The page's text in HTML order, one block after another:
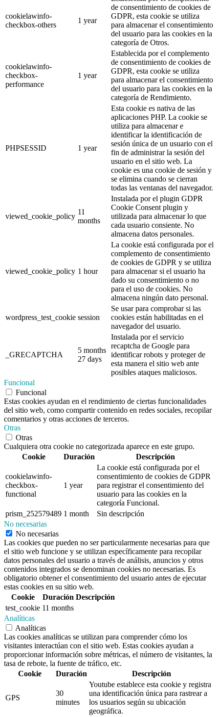
cookielawinfo-
checkbox-others
1 year
de consentimiento de cookies de
GDPR, esta cookie se utiliza
para almacenar el consentimiento
del usuario para las cookies en la
categoría de Otros.
cookielawinfo-
checkbox-
performance
1 year
Establecida por el complemento
de consentimiento de cookies de
GDPR, esta cookie se utiliza
para almacenar el consentimiento
del usuario para las cookies en la
categoría de Rendimiento.
PHPSESSID 1 year
Esta cookie es nativa de las
aplicaciones PHP. La cookie se
utiliza para almacenar e
identificar la identificación de
sesión única de un usuario con el
fin de administrar la sesión del
usuario en el sitio web. La
cookie es una cookie de sesión y
se elimina cuando se cierran
todas las ventanas del navegador.
viewed_cookie_policy
11
months
Instalada por el plugin GDPR
Cookie Consent plugin y
utilizada para almacenar lo que
cada usuario consiente. No
almacena datos personales.
viewed_cookie_policy 1 hour
La cookie está configurada por el
complemento de consentimiento
de cookies de GDPR y se utiliza
para almacenar si el usuario ha
dado su consentimiento o no
para el uso de cookies. No
almacena ningún dato personal.
wordpress_test_cookie session
Se usar para comprobar si las
cookies están habilitadas en el
navegador del usuario.
_GRECAPTCHA
5 months
27 days
Instalada por el servicio
recaptcha de Google para
identificar robots y proteger de
esta manera el sitio web ante
posibles ataques maliciosos.
Funcional
Funcional
Estas cookies ayudan en el rendimiento de ciertas funcionalidades
del sitio web, como compartir contenido en redes sociales, recopilar
comentarios y otras acciones de terceros.
Otras
Otras
Cualquiera otra cookie no categorizada aparece en este grupo.
Cookie
Duración Descripción
cookielawinfo-
checkbox-
functional
1 year
La cookie está configurada por el
consentimiento de cookies de GDPR
para registrar el consentimiento del
usuario para las cookies en la
categoría Funcional.
prism_252579489 1 month
Sin descripción
No necesarias
No necesarias
Las cookies que pueden no ser particularmente necesarias para que
el sitio web funcione y se utilizan específicamente para recopilar
datos personales del usuario a través de análisis, anuncios y otros
contenidos integrados se denominan cookies no necesarias. Es
obligatorio obtener el consentimiento del usuario antes de ejecutar
estas cookies en su sitio web.
Cookie
Duración Descripción
test_cookie 11 months
Analíticas
Analíticas
Las cookies analíticas se utilizan para comprender cómo los
visitantes interactúan con el sitio web. Estas cookies ayudan a
proporcionar información sobre métricas, el número de visitantes, la
tasa de rebote, la fuente de tráfico, etc.
Cookie
Duración Descripción
GPS
30
minutes
Youtube establece esta cookie y registra
una identificación única para rastrear a
los usuarios según su ubicación
geográfica.